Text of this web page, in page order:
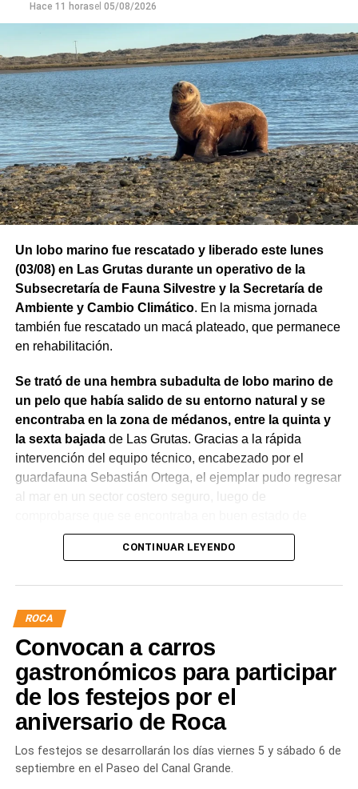
Hace 11 horasel 05/08/2026
Un lobo marino fue rescatado y liberado este lunes
(03/08) en Las Grutas durante un operativo de la
Subsecretaría de Fauna Silvestre y la Secretaría de
Ambiente y Cambio Climático. En la misma jornada
también fue rescatado un macá plateado, que permanece
en rehabilitación.
Se trató de una hembra subadulta de lobo marino de
un pelo que había salido de su entorno natural y se
encontraba en la zona de médanos, entre la quinta y
la sexta bajadade Las Grutas. Gracias a la rápida
intervención del equipo técnico, encabezado por el
guardafauna Sebastián Ortega, el ejemplar pudo regresar
para el lobo marino como para vecinos, turistas y
mascotas que circulaban por el lugar. Tras una
evaluación clínica, el animal fue trasladado mediante
protocolos de manejo seguro y liberado en un ambiente
adecuado para su descanso.
CONTINUAR LEYENDO
ROCA
Convocan a carros
gastronómicos para participar
de los festejos por el
aniversario de Roca
Los festejos se desarrollarán los días viernes 5 y sábado 6 de
septiembre en el Paseo del Canal Grande.